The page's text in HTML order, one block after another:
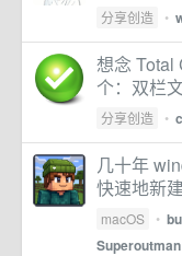
分享创造 •
想念 Total
个：双栏
分享创造 •
几十年
快速地新
macOS •
Superoutman